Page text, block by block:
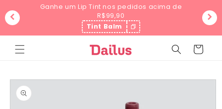
Ganhe um Lip Tint nos pedidos acima de
R$99,90
Tint Balm
para o
conteúdo
Carrinho
as
informações
do produto